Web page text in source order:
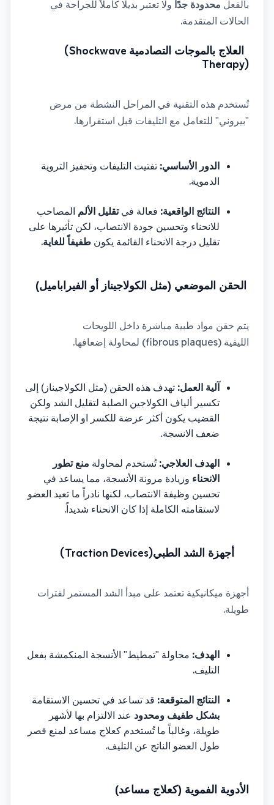
بالفعل محدودة جدًا
الحالات المتقدمة.
العلاج بالموجات التصادمية (Shockwave
Therapy)
"بيروني" للتعامل مع التليفات قبل استقرارها.
الدور الأساسي:
الدموية.
النتائج الواقعية: فعالة في تقليل الألم
تقليل درجة الانحناء القائمة يكون طفيفاً للغاية.
الحقن الموضعي (مثل الكولاجيناز أو الفيراباميل)
الليفية (fibrous plaques) لمحاولة إضعافها.
آلية العمل:
تكسير ألياف الكولاجين الصلبة لتقليل الشد
ضعف الانسجة.
الهدف العلاجي: تُستخدم لمحاولة
الانحناء
لاستقامته الكاملة إذا كان الانحناء شديداً .
أجهزة الشد الطبي (Traction Devices)
طويلة.
الهدف:
التليف.
النتائج المتوقعة: قد تساعد في تحسين الاستقامة
بشكل طفيف ومحدود
طول العضو الناتج عن التليف.
الأدوية الفموية (كعلاج مساعد)